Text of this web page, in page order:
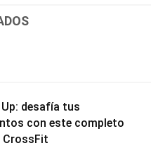
Up: desafía tus
con este completo
CrossFit